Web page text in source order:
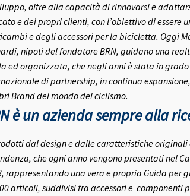
oltre alla capacità di rinnovarsi e
e dei propri clienti, con l’obiettivo di essere
e degli accessori per la bicicletta. Oggi
nipoti del fondatore BRN, guidano una
ed organizzata, che negli anni è stata in
di partnership, in continua
Brand del mondo del ciclismo.
è un azienda sempre alla
dal design e dalle caratteristiche originali
che ogni anno vengono presentati nel
rappresentando una vera e propria Guida per
articoli, suddivisi fra accessori e componenti